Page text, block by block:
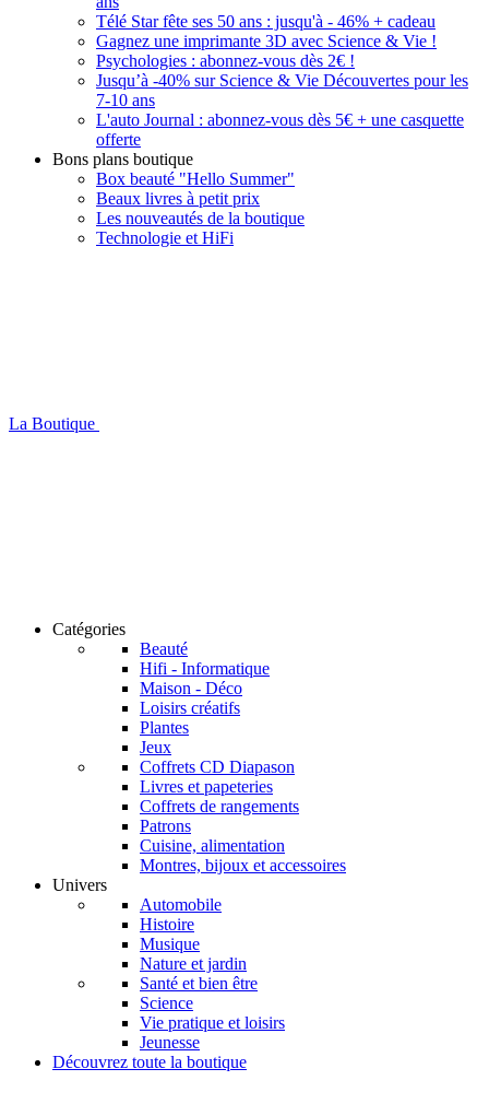
Télé Star fête ses 50 ans : jusqu'à - 46% + cadeau
Gagnez une imprimante 3D avec Science & Vie !
Psychologies : abonnez-vous dès 2€ !
Jusqu’à -40% sur Science & Vie Découvertes pour les
7-10 ans
L'auto Journal : abonnez-vous dès 5€ + une casquette
offerte
Bons plans boutique
Box beauté "Hello Summer"
Beaux livres à petit prix
Les nouveautés de la boutique
Technologie et HiFi
La Boutique
Catégories
Beauté
Hifi - Informatique
Maison - Déco
Loisirs créatifs
Plantes
Jeux
Coffrets CD Diapason
Livres et papeteries
Coffrets de rangements
Patrons
Cuisine, alimentation
Montres, bijoux et accessoires
Univers
Automobile
Histoire
Musique
Nature et jardin
Santé et bien être
Science
Vie pratique et loisirs
Jeunesse
Découvrez toute la boutique